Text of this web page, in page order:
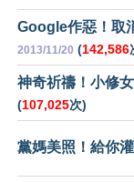
Google作惡！取
2013/11/20 (142,586
神奇祈禱！小修
(107,025次)
黨媽美照！給你